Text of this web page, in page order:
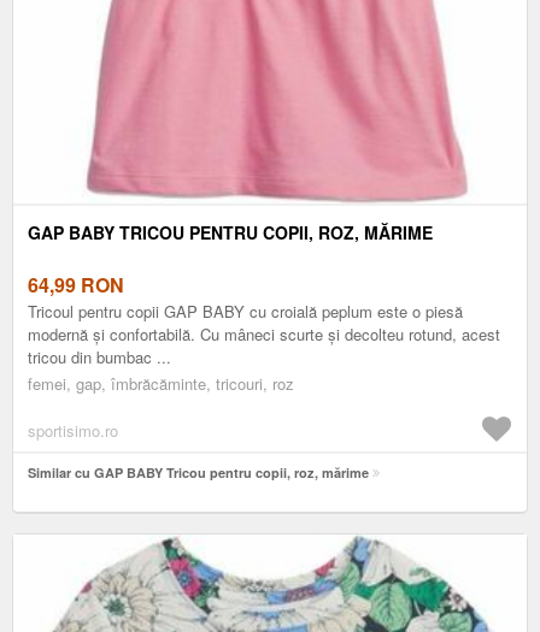
GAP BABY TRICOU PENTRU COPII, ROZ, MĂRIME
64,99 RON
Tricoul pentru copii GAP BABY cu croială peplum este o piesă
modernă și confortabilă. Cu mâneci scurte și decolteu rotund, acest
tricou din bumbac ...
femei, gap, îmbrăcăminte, tricouri, roz
sportisimo.ro
Similar cu GAP BABY Tricou pentru copii, roz, mărime